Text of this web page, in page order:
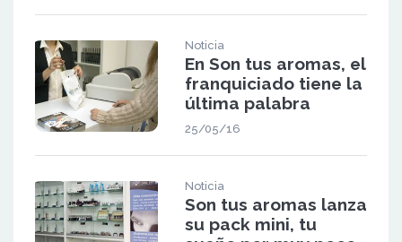
Noticia
En Son tus aromas, el
franquiciado tiene la
última palabra
25/05/16
Noticia
Son tus aromas lanza
su pack mini, tu